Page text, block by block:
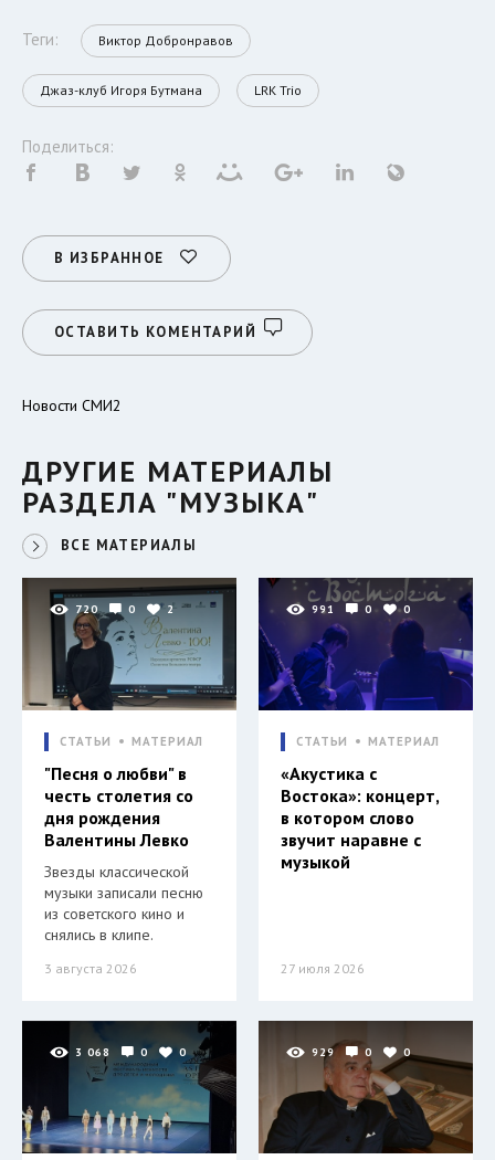
Теги: Виктор Добронравов
Джаз-клуб Игоря Бутмана LRK Trio
Поделиться:
В ИЗБРАННОЕ
ОСТАВИТЬ КОМЕНТАРИЙ
Новости СМИ2
ДРУГИЕ МАТЕРИАЛЫ
РАЗДЕЛА "МУЗЫКА"
ВСЕ МАТЕРИАЛЫ
720 0 2
СТАТЬИ МАТЕРИАЛ
"Песня о любви" в
честь столетия со
дня рождения
Валентины Левко
Звезды классической
музыки записали песню
из советского кино и
снялись в клипе.
3 августа 2026
991 0 0
СТАТЬИ МАТЕРИАЛ
«Акустика с
Востока»: концерт,
в котором слово
звучит наравне с
музыкой
27 июля 2026
3 068 0 0 929 0 0